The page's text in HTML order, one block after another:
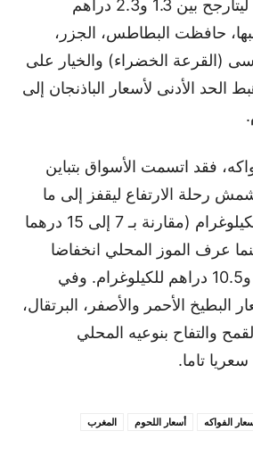
القرنبيط (الشيفلور) ليتأرجح بين 1.3 و2.3 دراهم
حافظت البطاطس، الجزر،
(القرعة الخضراء) والخيار على
الحد الأدنى لأسعار الباذنجان إلى
فقد اتسمت الأسواق بتباين
رحلة الارتفاع ليقفز إلى ما
بين 10 و18 درهما للكيلوغرام (مقارنة بـ 7 إلى 15 درهما
عرف الموز المحلي انخفاضا
طفيفا ليستقر بين 7 و10.5 دراهم للكيلوغرام. وفي
البطيخ الأحمر والأصفر، البرتقال،
والتفاح بنوعيه المحلي
تاما.
الفواكه أسعار اللحوم المغرب